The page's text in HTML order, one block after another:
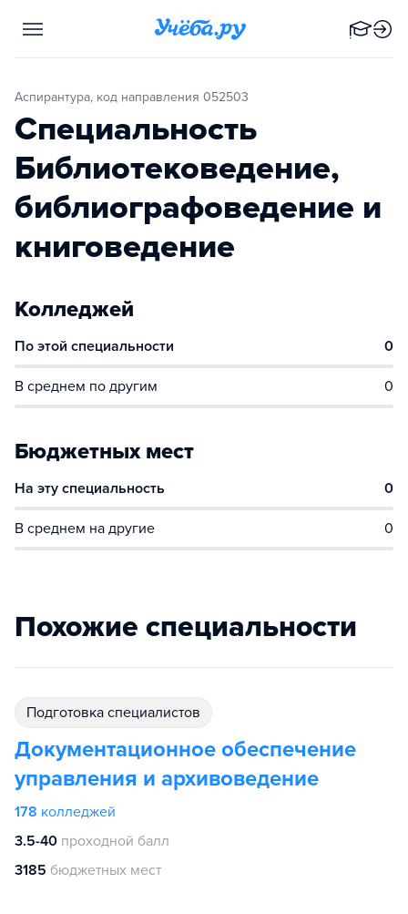
Аспирантура, код направления 052503
Специальность
Библиотековедение,
библиографоведение и
книговедение
Колледжей
По этой специальности 0
В среднем по другим 0
Бюджетных мест
На эту специальность 0
В среднем на другие 0
Похожие специальности
подготовка специалистов
Документационное обеспечение
управления и архивоведение
178 колледжей
3.5-40 проходной балл
3185 бюджетных мест